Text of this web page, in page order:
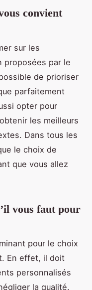
convient
sur les
proposées par le
de prioriser
parfaitement
opter pour
les meilleurs
Dans tous les
le choix de
que vous allez
vous faut pour
pour le choix
En effet, il doit
personnalisés
la qualité.